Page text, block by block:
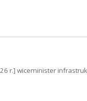
r.] wiceminister